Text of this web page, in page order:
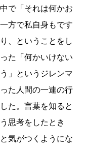
で「それは何かお
方で私自身もです
、ということをし
た「何かいけない
」というジレンマ
た人間の一連の行
た。言葉を知ると
思考をしたとき
気がつくようにな